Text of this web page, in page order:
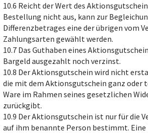
10.6 Reicht der Wert des
Bestellung nicht aus, kann zur
Differenzbetrages eine der übrigen vom
Zahlungsarten gewählt werden.
10.7 Das Guthaben eines
Bargeld ausgezahlt noch verzinst.
10.8 Der Aktionsgutschein wird nicht
die mit dem Aktionsgutschein ganz oder
Ware im Rahmen seines gesetzlichen
zurückgibt.
10.9 Der Aktionsgutschein ist nur für die
auf ihm benannte Person bestimmt. Eine